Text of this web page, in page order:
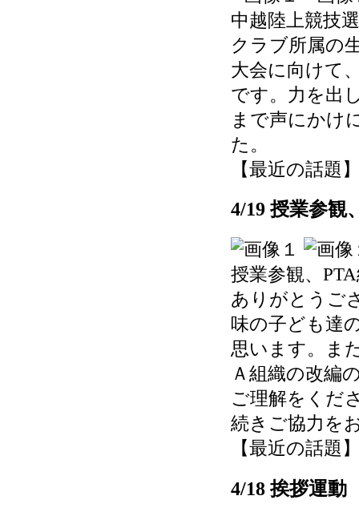
中越陸上競技
クラブ所属の
大会に向けて
です。力を出
まで声にかけ
た。
【最近の話題
4/19 授業参観
授業参観、
ありがとうご
味の子ども達
思います。ま
Ａ組織の改編
ご理解をくだ
続きご協力を
【最近の話題
4/18 挨拶運動